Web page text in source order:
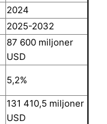
2024
2025-2032
87 600 miljoner
USD
5,2%
131 410,5 miljoner
USD